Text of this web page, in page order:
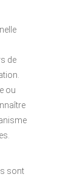
de
ou
sont